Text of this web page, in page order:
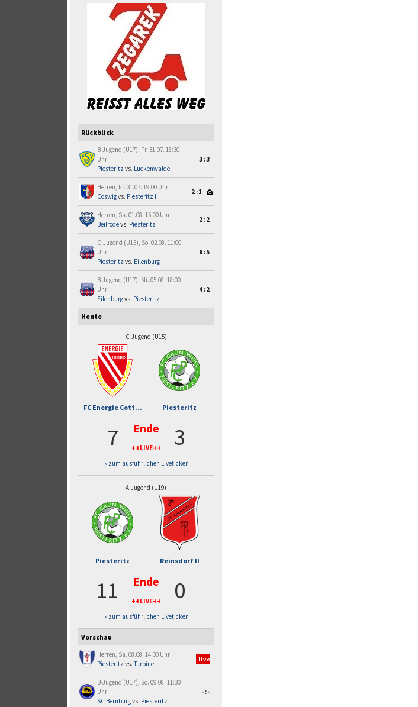
Rückblick
B-Jugend (U17), Fr. 31.07. 18:30
Uhr
Piesteritz vs. Luckenwalde
3:3
Herren, Fr. 31.07. 19:00 Uhr
Coswigvs. Piesteritz II
2:1
Herren, Sa. 01.08. 15:00 Uhr
Beilrodevs. Piesteritz
2:2
C-Jugend (U15), So. 02.08. 11:00
Uhr
Piesteritz vs. Eilenburg
6:5
B-Jugend (U17), Mi. 05.08. 18:00
Uhr
Eilenburgvs. Piesteritz
4:2
Heute
C-Jugend (U15)
FC Energie Cott... Piesteritz
7 Ende
++LIVE++ 3
» zum ausführlichen Liveticker
A-Jugend (U19)
Piesteritz Reinsdorf II
11 Ende
++LIVE++ 0
» zum ausführlichen Liveticker
Vorschau
Herren, Sa. 08.08. 14:00 Uhr
Piesteritz vs.Turbine
live
B-Jugend (U17), So. 09.08. 11:30
Uhr
SC Bernburgvs. Piesteritz
-:-